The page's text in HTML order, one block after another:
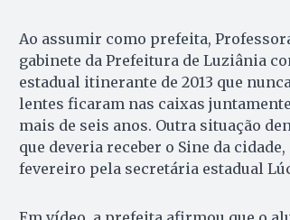
Ao assumir como prefeita,
gabinete da Prefeitura de Luziânia
estadual itinerante de 2013 que
lentes ficaram nas caixas
mais de seis anos. Outra situação
que deveria receber o Sine da
fevereiro pela secretária estadual